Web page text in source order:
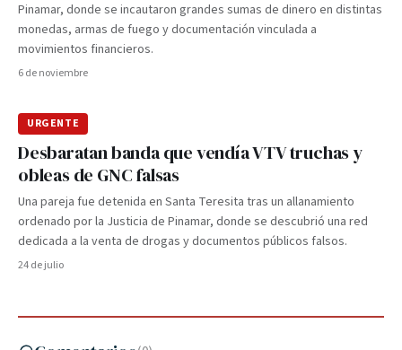
Pinamar, donde se incautaron grandes sumas de dinero en distintas
monedas, armas de fuego y documentación vinculada a
movimientos financieros.
6 de noviembre
URGENTE
Desbaratan banda que vendía VTV truchas y
obleas de GNC falsas
Una pareja fue detenida en Santa Teresita tras un allanamiento
ordenado por la Justicia de Pinamar, donde se descubrió una red
dedicada a la venta de drogas y documentos públicos falsos.
24 de julio